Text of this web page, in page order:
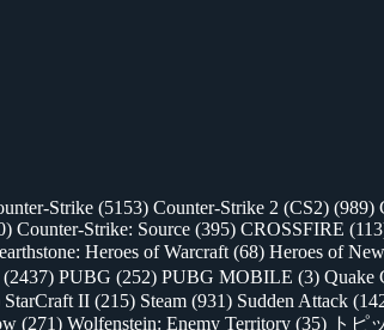
Strike (5153) Counter-Strike 2 (CS2) (989)
Counter-Strike: Source (395) CROSSFIRE
Heroes of Warcraft (68) Heroes of
(2437) PUBG (252) PUBG MOBILE (3) Quake
StarCraft II (215) Steam (931) Sudden Attack
(271) Wolfenstein: Enemy Territory (35) トピ